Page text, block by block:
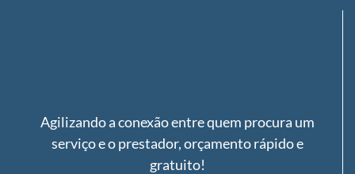
Agilizando a conexão entre quem procura um
serviço e o prestador, orçamento rápido e
gratuito!